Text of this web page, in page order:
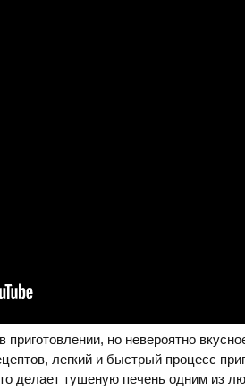
но невероятно
легкий и быстрый процесс
делает тушеную печень одним из